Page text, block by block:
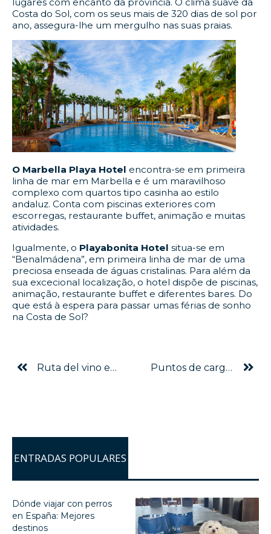
lugares com encanto da província. O clima suave da
Costa do Sol, com os seus mais de 320 dias de sol por
ano, assegura-lhe um mergulho nas suas praias.
O Marbella Playa Hotel encontra-se em primeira
linha de mar em Marbella e é um maravilhoso
complexo com quartos tipo casinha ao estilo
andaluz. Conta com piscinas exteriores com
escorregas, restaurante buffet, animação e muitas
atividades.
Igualmente, o Playabonita Hotelsitua-se em
“Benalmádena”, em primeira linha de mar de uma
preciosa enseada de águas cristalinas. Para além da
sua excecional localização, o hotel dispõe de piscinas,
animação, restaurante buffet e diferentes bares. Do
que está à espera para passar umas férias de sonho
na Costa de Sol?
Ruta del vino en Cádiz: recorrido por las bodegas de Jerez más famosas (actualizado 2020) Puntos de carga de coches eléctricos
ENTRADAS POPULARES
Dónde viajar con perros
en España: Mejores
destinos